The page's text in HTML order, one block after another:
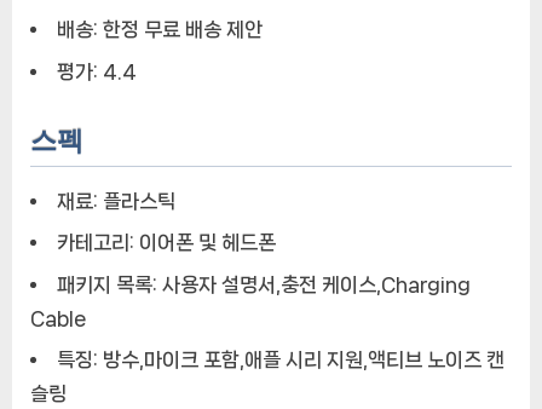
배송: 한정 무료 배송 제안
평가: 4.4
스펙
재료: 플라스틱
카테고리: 이어폰 및 헤드폰
패키지 목록: 사용자 설명서,충전 케이스,Charging
Cable
특징: 방수,마이크 포함,애플 시리 지원,액티브 노이즈 캔
슬링